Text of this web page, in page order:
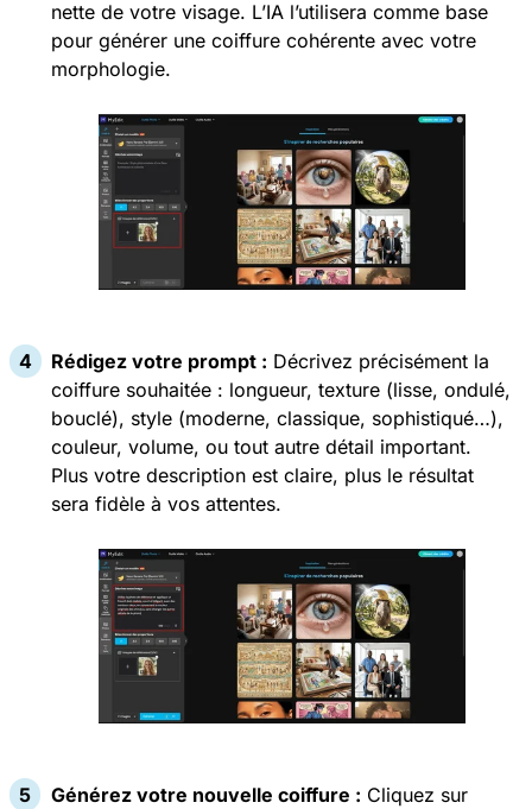
nette de votre visage. L’IA l’utilisera comme base
pour générer une coiffure cohérente avec votre
morphologie.
Rédigez votre prompt : Décrivez précisément la
coiffure souhaitée : longueur, texture (lisse, ondulé,
bouclé), style (moderne, classique, sophistiqué…),
couleur, volume, ou tout autre détail important.
Plus votre description est claire, plus le résultat
sera fidèle à vos attentes.
Générez votre nouvelle coiffure : Cliquez sur